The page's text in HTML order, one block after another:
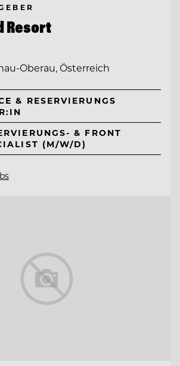
Resort
Oberau, Österreich
& RESERVIERUNGS
& FRONT
(M/W/D)